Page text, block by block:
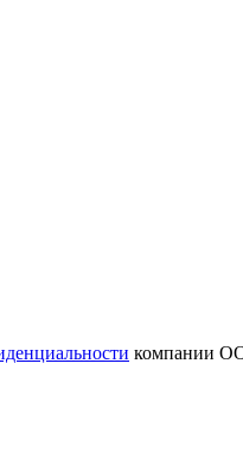
компании